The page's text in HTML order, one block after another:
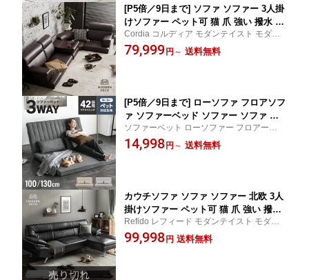
[P5倍／9日まで] ソファ ソファー 3人掛
けソファー ペット可 猫 爪 強い 撥水 北
欧 ローソファ コーナーソファ フロアソ
ファ レザーソファ レザー 革 モダン Co
Cordia コルディア モダンテイスト モダン
リビング モダン 北欧 デザイナーズ 3人掛け
ダイニング 肘付き ローソファー コーナー
79,999 円 ～ 送料無料
[P5倍／9日まで] ローソファ フロアソフ
ァ ソファーベッド ソファー ソファ ロ
ーソファー 2人掛け コンパクト おしゃ
れ ソファベッド 折りたたみ ハイバック
ソファーベット ローソファー フロアーソフ
ァー 猫 の 爪に強い ソファー ペット 撥水
傷に強い 傷 2人掛けソファー フロアソファ
14,998 円 ～ 送料無料
カウチソファ ソファ ソファー 北欧 3人
掛けソファー ペット可 猫 爪 強い 撥水
レフィード カウチソファー レザーソフ
ァー コーナー三人掛け Refido
Refido レフィード モダンテイスト モダン
北欧 デザイナーズ 3人掛け ダイニング 肘付
き カウチソファー コーナー三人掛け レザ
99,998 円 送料無料